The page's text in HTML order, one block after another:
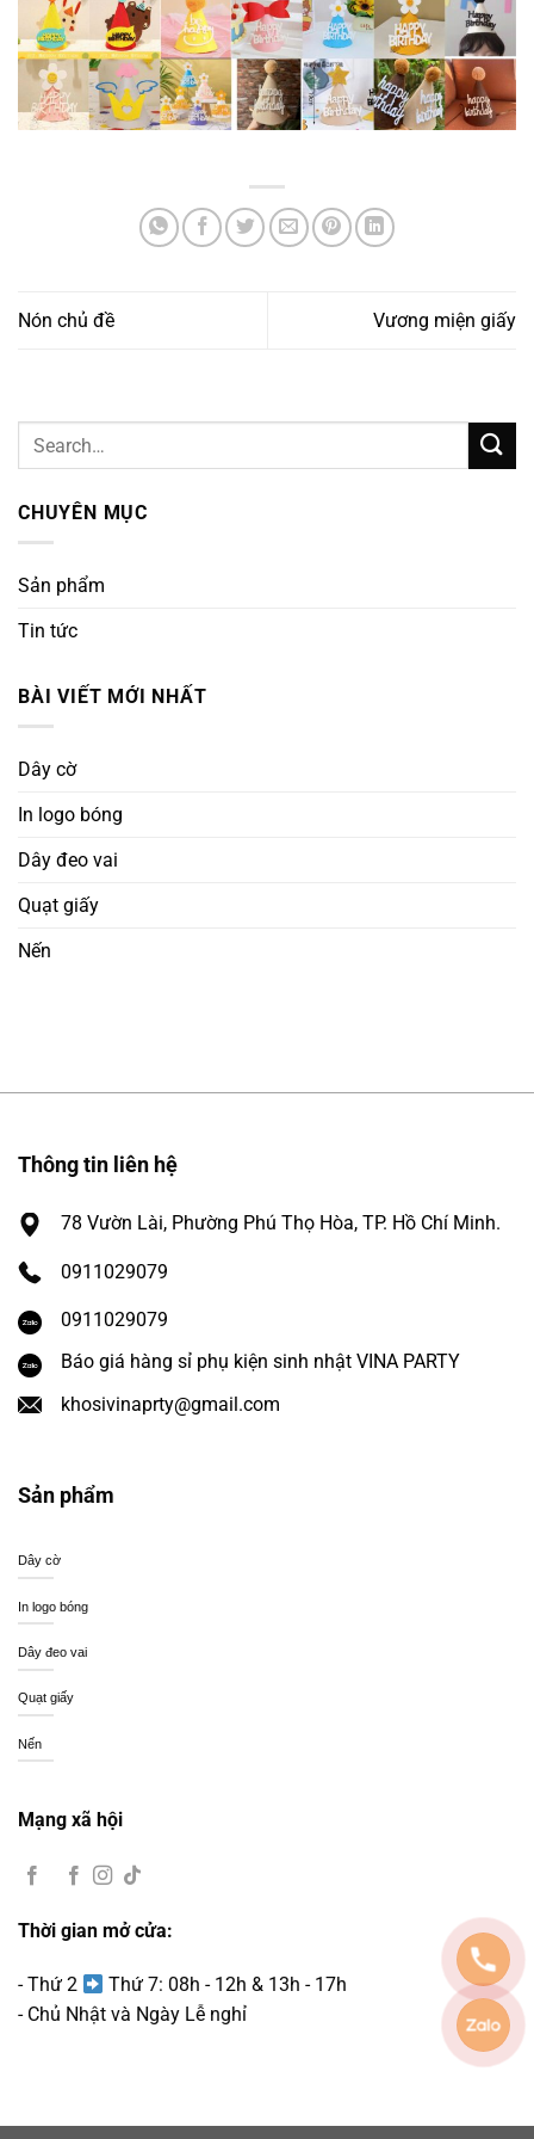
Nón chủ đề Vương miện giấy
CHUYÊN MỤC
Sản phẩm
Tin tức
BÀI VIẾT MỚI NHẤT
Dây cờ
In logo bóng
Dây đeo vai
Quạt giấy
Nến
Thông tin liên hệ
78 Vườn Lài, Phường Phú Thọ Hòa, TP. Hồ Chí Minh.
0911029079
0911029079
Báo giá hàng sỉ phụ kiện sinh nhật VINA PARTY
khosivinaprty@gmail.com
Sản phẩm
Dây cờ
In logo bóng
Dây đeo vai
Quạt giấy
Nến
Mạng xã hội
Thời gian mở cửa:
- Thứ 2
Thứ 7: 08h - 12h & 13h - 17h
- Chủ Nhật và Ngày Lễ nghỉ